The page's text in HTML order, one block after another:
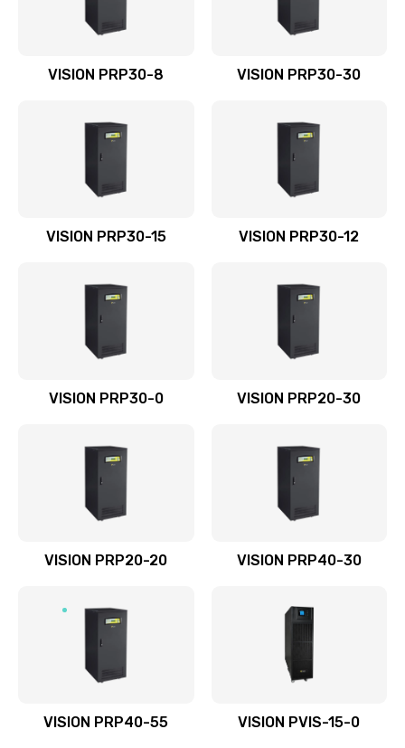
VISION PRP30-8 VISION PRP30-30
VISION PRP30-15 VISION PRP30-12
VISION PRP30-0 VISION PRP20-30
VISION PRP20-20 VISION PRP40-30
VISION PRP40-55 VISION PVIS-15-0